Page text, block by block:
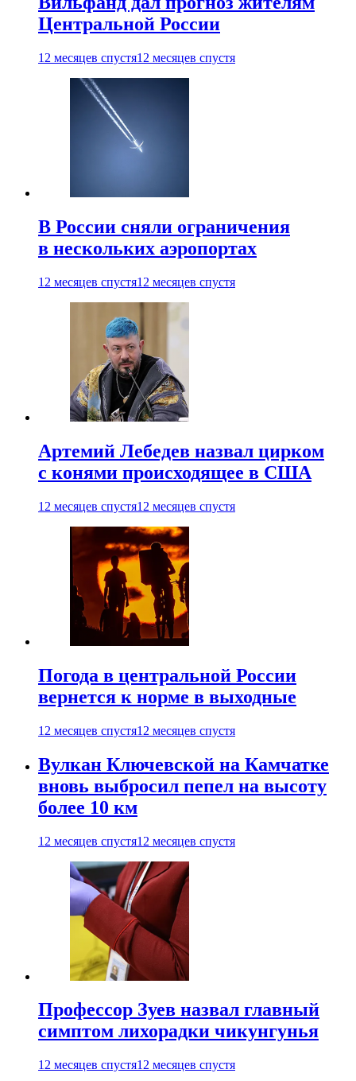
Центральной России
12 месяцев спустя12 месяцев спустя
В России сняли ограничения
в нескольких аэропортах
12 месяцев спустя12 месяцев спустя
Артемий Лебедев назвал цирком
с конями происходящее в США
12 месяцев спустя12 месяцев спустя
Погода в центральной России
вернется к норме в выходные
12 месяцев спустя12 месяцев спустя
Вулкан Ключевской на Камчатке
вновь выбросил пепел на высоту
более 10 км
12 месяцев спустя12 месяцев спустя
Профессор Зуев назвал главный
симптом лихорадки чикунгунья
12 месяцев спустя12 месяцев спустя